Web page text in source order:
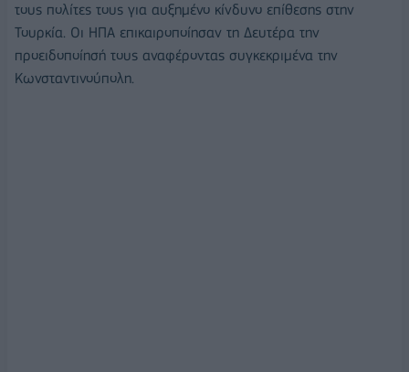
τους πολίτες τους για αυξημένο κίνδυνο επίθεσης στην
Τουρκία. Οι ΗΠΑ επικαιροποίησαν τη Δευτέρα την
προειδοποίησή τους αναφέροντας συγκεκριμένα την
Κωνσταντινούπολη.